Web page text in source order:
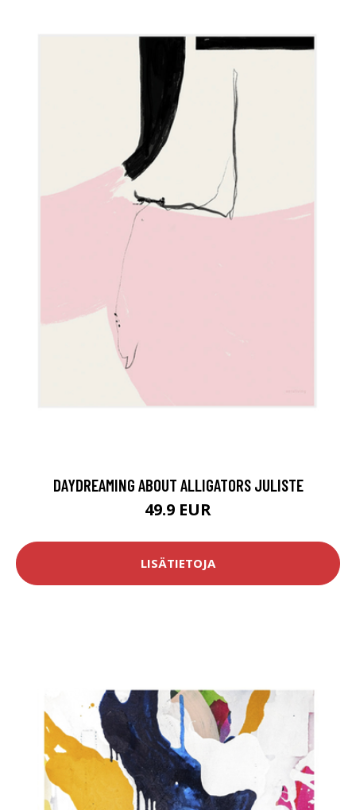
DAYDREAMING ABOUT ALLIGATORS JULISTE
49.9 EUR
LISÄTIETOJA